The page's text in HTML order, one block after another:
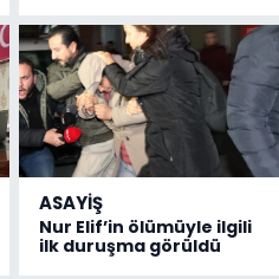
ASAYİŞ
Nur Elif’in ölümüyle ilgili
ilk duruşma görüldü